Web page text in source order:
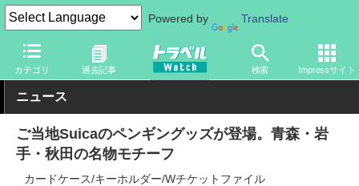
Powered by Translate
カテゴリ 過去記事 検索 Impressサイト
トラベル Watch 旅の方法 鉄旅 鉄道
ニュース
ご当地Suicaのペンギングッズが登場。青森・岩
手・秋田の名物モチーフ
カードケース/キーホルダー/Wチケットファイル